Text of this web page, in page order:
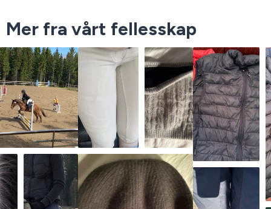
Mer fra vårt fellesskap